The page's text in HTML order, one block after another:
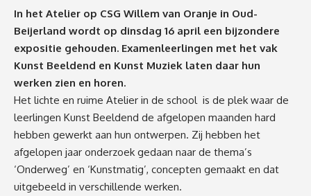
In het Atelier op CSG Willem van Oranje in Oud-
Beijerland wordt op dinsdag 16 april een bijzondere
expositie gehouden. Examenleerlingen met het vak
Kunst Beeldend en Kunst Muziek laten daar hun
werken zien en horen.
Het lichte en ruime Atelier in de school is de plek waar de
leerlingen Kunst Beeldend de afgelopen maanden hard
hebben gewerkt aan hun ontwerpen. Zij hebben het
afgelopen jaar onderzoek gedaan naar de thema’s
‘Onderweg’ en ‘Kunstmatig’, concepten gemaakt en dat
uitgebeeld in verschillende werken.